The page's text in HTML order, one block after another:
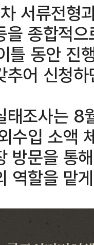
서류전형
을 종합적
동안 진
추어 신청
태조사는 8
수입 소액
방문을 통
역할을 맡